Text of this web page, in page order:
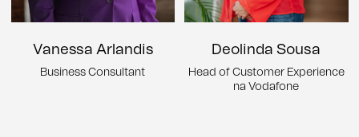
Vanessa Arlandis
Business Consultant
Deolinda Sousa
Head of Customer Experience
na Vodafone